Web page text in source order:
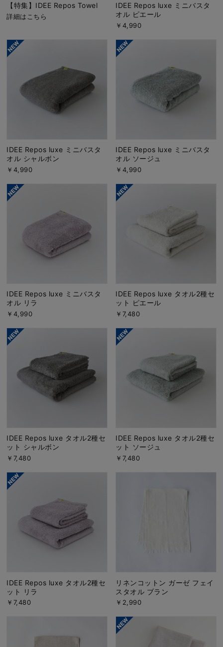
【特集】IDEE Repos Towel
詳細はこちら
IDEE Repos luxe ミニバスタ
オル ピエール
￥4,990
IDEE Repos luxe ミニバスタ
オル シャルボン
￥4,990
IDEE Repos luxe ミニバスタ
オル ソージュ
￥4,990
IDEE Repos luxe ミニバスタ
オル リラ
￥4,990
IDEE Repos luxe タオル2種セ
ット ピエール
￥7,480
IDEE Repos luxe タオル2種セ
ット シャルボン
￥7,480
IDEE Repos luxe タオル2種セ
ット ソージュ
￥7,480
IDEE Repos luxe タオル2種セ
ット リラ
￥7,480
リネンコットン ガーゼ フェイ
スタオル ブラン
￥2,990